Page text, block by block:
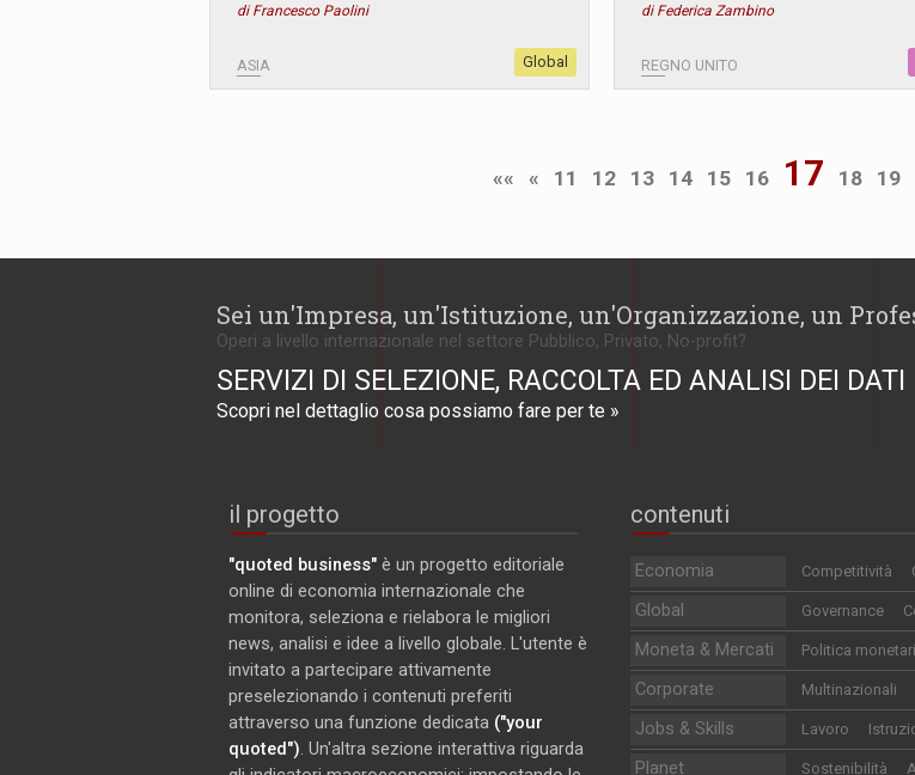
di Francesco Paolini
ASIA Global
di Federica Zambino
REGNO UNITO
«« « 11 12 13 14 15 16 17 18 19
Sei un'Impresa, un'Istituzione, un'Organizzazione, un
Operi a livello internazionale nel settore Pubblico, Privato, No-profit?
SERVIZI DI SELEZIONE, RACCOLTA ED ANALISI DEI DATI
Scopri nel dettaglio cosa possiamo fare per te »
il progetto
"quoted business" è un progetto editoriale
online di economia internazionale che
monitora, seleziona e rielabora le migliori
news, analisi e idee a livello globale. L'utente è
invitato a partecipare attivamente
preselezionando i contenuti preferiti
attraverso una funzione dedicata ("your
quoted"). Un'altra sezione interattiva riguarda
contenuti
Economia Competitività
Global Governance
Moneta & Mercati Politica
Corporate Multinazionali
Jobs & Skills Lavoro
Planet Sostenibilità